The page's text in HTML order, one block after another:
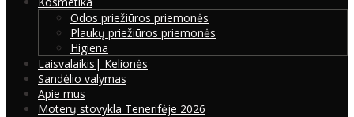
Odos priežiūros priemonės
Plaukų priežiūros priemonės
Higiena
Laisvalaikis| Kelionės
Sandėlio valymas
Apie mus
Moterų stovykla Tenerifėje 2026